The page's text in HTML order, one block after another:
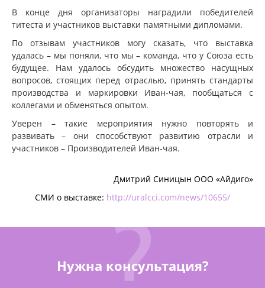
В конце дня организаторы наградили победителей
титеста и участников выставки памятными дипломами.
По отзывам участников могу сказать, что выставка
удалась – мы поняли, что мы – команда, что у Союза есть
будущее. Нам удалось обсудить множество насущных
вопросов, стоящих перед отраслью, принять стандарты
производства и маркировки Иван-чая, пообщаться с
коллегами и обменяться опытом.
Уверен – такие мероприятия нужно повторять и
развивать – они способствуют развитию отрасли и
участников – Производителей Иван-чая.
Дмитрий Синицын ООО «Айдиго»
СМИ о выставке: http://uralcci.com/news/10655/
Нужна консультация?